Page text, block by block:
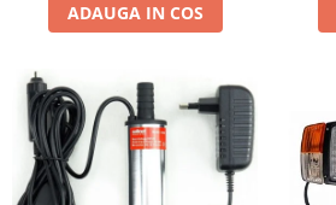
ADAUGA IN COS